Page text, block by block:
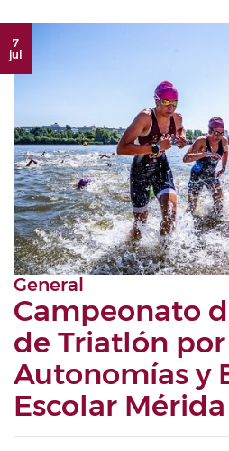
7
jul
General
Campeonato
de Triatlón por
Autonomías y
Escolar